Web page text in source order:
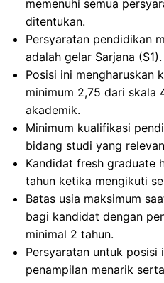
memenuhi semua
ditentukan.
Persyaratan pendidikan
adalah gelar Sarjana (S1).
Posisi ini mengharuskan
minimum 2,75 dari skala
akademik.
Minimum kualifikasi
bidang studi yang
Kandidat fresh graduate
tahun ketika mengikuti
Batas usia maksimum
bagi kandidat dengan
minimal 2 tahun.
Persyaratan untuk posisi
penampilan menarik